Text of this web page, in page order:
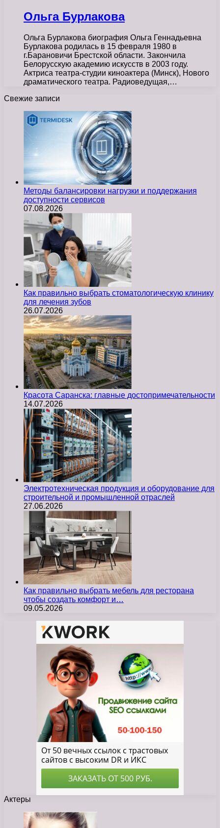
Ольга Бурлакова
Ольга Бурлакова биография Ольга Геннадьевна
Бурлакова родилась в 15 февраля 1980 в
г.Барановичи Брестской области. Закончила
Белорусскую академию искусств в 2003 году.
Актриса театра-студии киноактера (Минск), Нового
драматического театра. Радиоведущая,…
Свежие записи
Методы балансировки нагрузки и поддержания
доступности сервисов
07.08.2026
Как правильно выбрать стоматологическую клинику
для лечения зубов
26.07.2026
Красота Саранска: главные достопримечательности
14.07.2026
Электротехническая продукция и оборудование для
строительной и промышленной отраслей
27.06.2026
Как правильно выбрать мебель для ресторана
чтобы создать комфорт и…
09.05.2026
Актеры